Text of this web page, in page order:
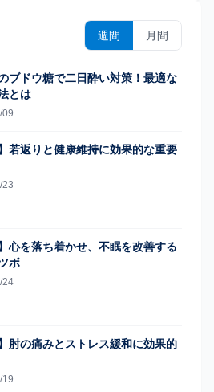
週間 月間
ブドウ糖で二日酔い対策！最適な
とは
09
】若返りと健康維持に効果的な重要
23
】心を落ち着かせ、不眠を改善する
ボ
24
】肘の痛みとストレス緩和に効果的
19